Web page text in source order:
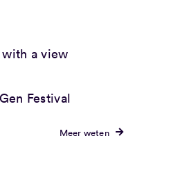
a view
Festival
Meer weten